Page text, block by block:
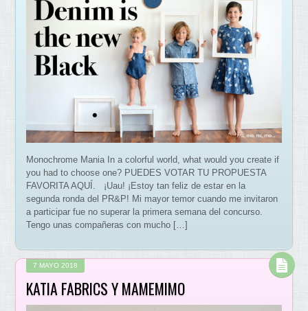
Monochrome Mania In a colorful world, what would you create if
you had to choose one? PUEDES VOTAR TU PROPUESTA
FAVORITA AQUÍ. ¡Uau! ¡Estoy tan feliz de estar en la
segunda ronda del PR&P! Mi mayor temor cuando me invitaron
a participar fue no superar la primera semana del concurso.
Tengo unas compañeras con mucho […]
7 MAYO 2018
KATIA FABRICS Y MAMEMIMO